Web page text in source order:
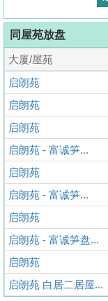
同屋苑放盘
大厦/屋苑
启朗苑
启朗苑
启朗苑
启朗苑 - 富诚笋...
启朗苑
启朗苑 - 富诚笋...
启朗苑
启朗苑 - 富诚笋盘...
启朗苑
启朗苑 白居二居屋...